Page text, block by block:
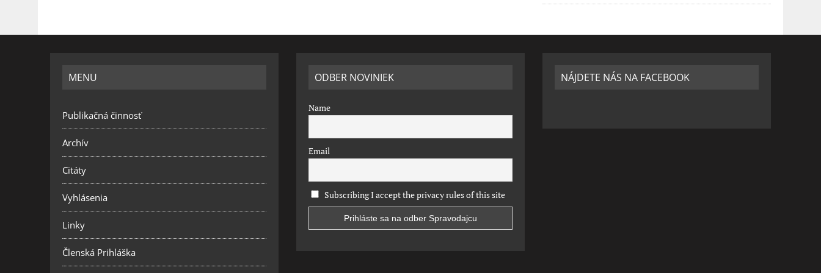
MENU
Publikačná činnosť
Archív
Citáty
Vyhlásenia
Linky
Členská Prihláška
ODBER NOVINIEK
Name
Email
Subscribing I accept the privacy rules of this site
NÁJDETE NÁS NA FACEBOOK